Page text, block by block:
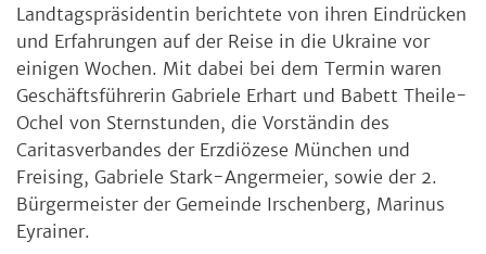
Landtagspräsidentin berichtete von ihren Eindrücken
und Erfahrungen auf der Reise in die Ukraine vor
einigen Wochen. Mit dabei bei dem Termin waren
Geschäftsführerin Gabriele Erhart und Babett Theile-
Ochel von Sternstunden, die Vorständin des
Caritasverbandes der Erzdiözese München und
Freising, Gabriele Stark-Angermeier, sowie der 2.
Bürgermeister der Gemeinde Irschenberg, Marinus
Eyrainer.